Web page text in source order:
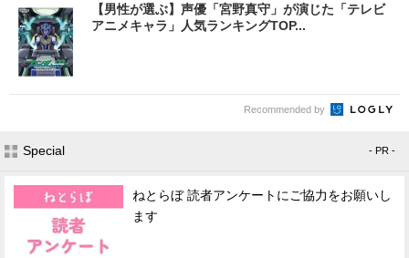
【男性が選ぶ】声優「宮野真守」が演じた「テレビ
アニメキャラ」人気ランキングTOP...
Recommended by
Special - PR -
ねとらぼ 読者アンケートにご協力をお願いし
ます